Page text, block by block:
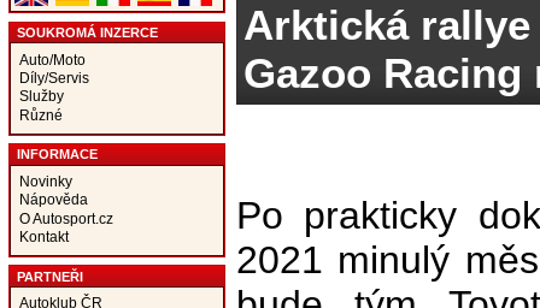
SOUKROMÁ INZERCE
Auto/Moto
Díly/Servis
Služby
Různé
INFORMACE
Novinky
Nápověda
O Autosport.cz
Kontakt
PARTNEŘI
Autoklub ČR
Arktická
Gazoo
Po prakticky
2021 minulý